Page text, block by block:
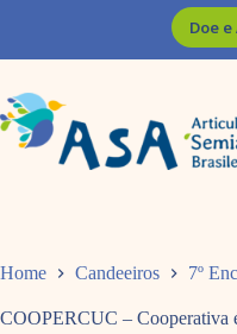
Doe
Home Candeeiros 7º
COOPERCUC – Cooperativa